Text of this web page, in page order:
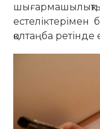
естеліктерімен
қолтаңба